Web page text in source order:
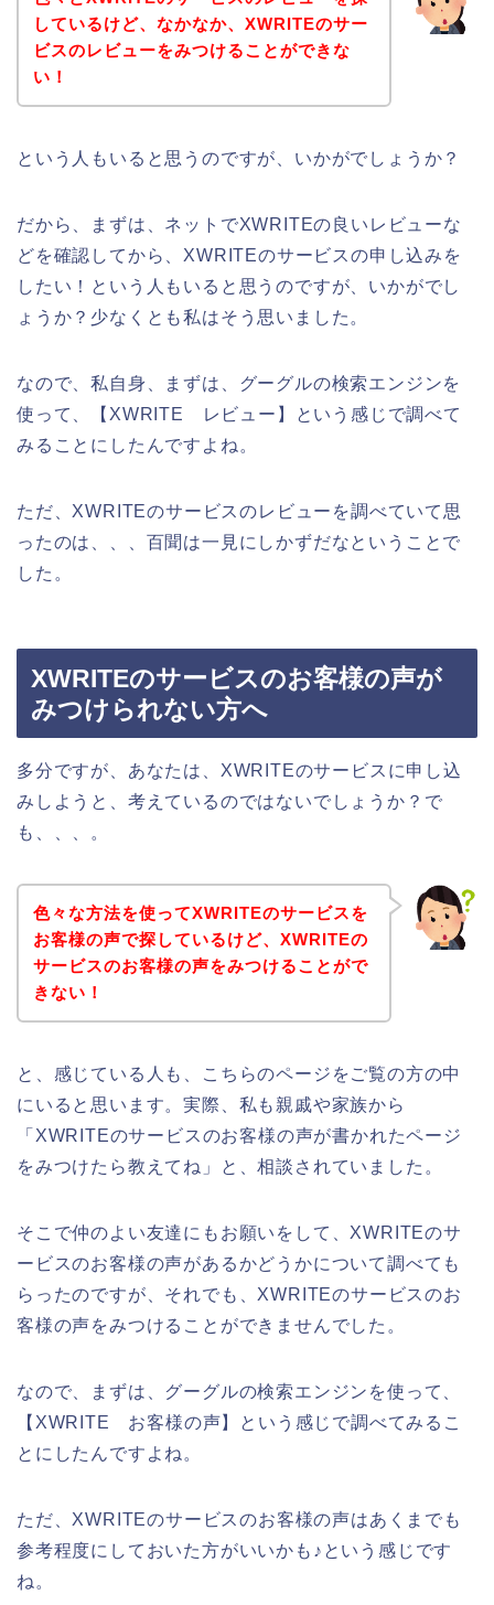
しているけど、なかなか、XWRITEのサー
ビスのレビューをみつけることができな
い！
という人もいると思うのですが、いかがでしょうか？
だから、まずは、ネットでXWRITEの良いレビューな
どを確認してから、XWRITEのサービスの申し込みを
したい！という人もいると思うのですが、いかがでし
ょうか？少なくとも私はそう思いました。
なので、私自身、まずは、グーグルの検索エンジンを
使って、【XWRITE レビュー】という感じで調べて
みることにしたんですよね。
ただ、XWRITEのサービスのレビューを調べていて思
ったのは、、、百聞は一見にしかずだなということで
した。
XWRITEのサービスのお客様の声が
みつけられない方へ
多分ですが、あなたは、XWRITEのサービスに申し込
みしようと、考えているのではないでしょうか？で
も、、、。
色々な方法を使ってXWRITEのサービスを
お客様の声で探しているけど、XWRITEの
サービスのお客様の声をみつけることがで
きない！
と、感じている人も、こちらのページをご覧の方の中
にいると思います。実際、私も親戚や家族から
「XWRITEのサービスのお客様の声が書かれたページ
をみつけたら教えてね」と、相談されていました。
そこで仲のよい友達にもお願いをして、XWRITEのサ
ービスのお客様の声があるかどうかについて調べても
らったのですが、それでも、XWRITEのサービスのお
客様の声をみつけることができませんでした。
なので、まずは、グーグルの検索エンジンを使って、
【XWRITE お客様の声】という感じで調べてみるこ
とにしたんですよね。
ただ、XWRITEのサービスのお客様の声はあくまでも
参考程度にしておいた方がいいかも♪という感じです
ね。